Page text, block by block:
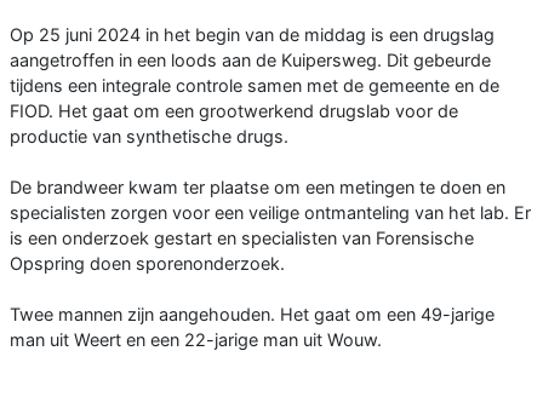
Op 25 juni 2024 in het begin van de middag is een drugslag
aangetroffen in een loods aan de Kuipersweg. Dit gebeurde
tijdens een integrale controle samen met de gemeente en de
FIOD. Het gaat om een grootwerkend drugslab voor de
productie van synthetische drugs.
De brandweer kwam ter plaatse om een metingen te doen en
specialisten zorgen voor een veilige ontmanteling van het lab. Er
is een onderzoek gestart en specialisten van Forensische
Opspring doen sporenonderzoek.
Twee mannen zijn aangehouden. Het gaat om een 49-jarige
man uit Weert en een 22-jarige man uit Wouw.